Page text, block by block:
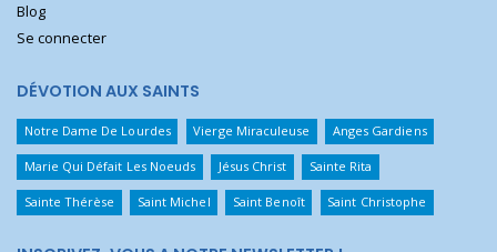
Blog
Se connecter
DÉVOTION AUX SAINTS
Notre Dame De Lourdes Vierge Miraculeuse Anges Gardiens
Marie Qui Défait Les Noeuds Jésus Christ Sainte Rita
Sainte Thérèse Saint Michel Saint Benoît Saint Christophe